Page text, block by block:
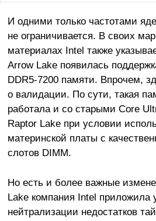
И одними только частотами
не ограничивается. В своих
материалах Intel также
Arrow Lake появилась
DDR5-7200 памяти. Впрочем,
о валидации. По сути, такая
работала и со старыми Core
Raptor Lake при условии
материнской платы с
слотов DIMM.
Но есть и более важные
Lake компания Intel приложила
нейтрализации недостатков